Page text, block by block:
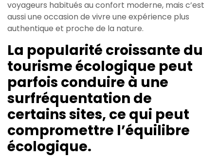
voyageurs habitués au confort moderne, mais c’est
aussi une occasion de vivre une expérience plus
authentique et proche de la nature.
La popularité croissante du
tourisme écologique peut
parfois conduire à une
surfréquentation de
certains sites, ce qui peut
compromettre l’équilibre
écologique.